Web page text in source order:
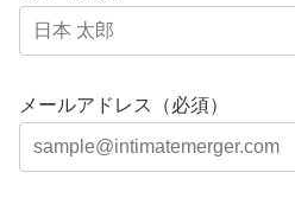
メールアドレス（必須）